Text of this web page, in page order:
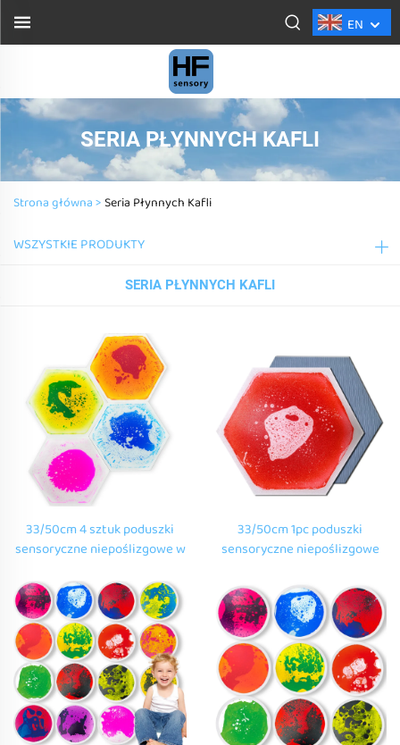
EN
SERIA PŁYNNYCH KAFLI
Strona główna >Seria Płynnych Kafli
WSZYSTKIE PRODUKTY
SERIA PŁYNNYCH KAFLI
33/50cm 4 sztuk poduszki
sensoryczne niepoślizgowe w
kolor sześciokątne płytki
płynne dla dzieci
33/50cm 1pc poduszki
sensoryczne niepoślizgowe
pączku miodnego kolor
sześciokątne płytki płytkowe
dla dzieci